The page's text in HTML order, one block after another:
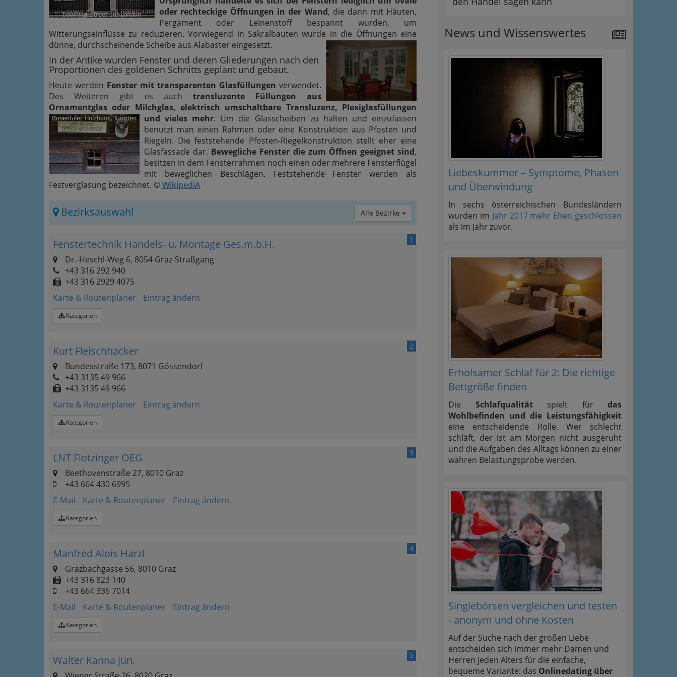
oder rechteckige Öffnungen in der Wand, die dann mit Häuten,
Pergament oder Leinenstoff bespannt wurden, um
Witterungseinflüsse zu reduzieren. Vorwiegend in Sakralbauten wurde in die Öffnungen eine
dünne, durchscheinende Scheibe aus Alabaster eingesetzt.
In der Antike wurden Fenster und deren Gliederungen nach den
Proportionen des goldenen Schnitts geplant und gebaut.
Heute werden Fenster mit transparenten Glasfüllungen verwendet.
Des Weiteren gibt es auch transluzente Füllungen aus
Ornamentglas oder Milchglas, elektrisch umschaltbare Transluzenz, Plexiglasfüllungen
und vieles mehr. Um die Glasscheiben zu halten und einzufassen
benutzt man einen Rahmen oder eine Konstruktion aus Pfosten und
Riegeln. Die feststehende Pfosten-Riegelkonstruktion stellt eher eine
Glasfassade dar. Bewegliche Fenster die zum Öffnen geeignet sind,
besitzen in dem Fensterrahmen noch einen oder mehrere Fensterflügel
mit beweglichen Beschlägen. Feststehende Fenster werden als
Festverglasung bezeichnet. ©WikipediA
Bezirksauswahl Alle Bezirke
1
Fenstertechnik Handels- u. Montage Ges.m.b.H.
Dr.-Heschl-Weg 6, 8054 Graz-Straßgang
+43 316 292 940
+43 316 2929 4075
Karte & Routenplaner
Eintrag ändern
Kategorien
2
Kurt Fleischhacker
Bundesstraße 173, 8071 Gössendorf
+43 3135 49 966
+43 3135 49 966
Karte & Routenplaner
Eintrag ändern
Kategorien
3
LNT Flotzinger OEG
Beethovenstraße 27, 8010 Graz
+43 664 430 6995
E-Mail
Karte & Routenplaner Eintrag ändern
Kategorien
4
Manfred Alois Harzl
Grazbachgasse 56, 8010 Graz
+43 316 823 140
+43 664 335 7014
E-Mail
Karte & Routenplaner Eintrag ändern
Kategorien
5
Walter Kanna jun.
News und Wissenswertes
Liebeskummer – Symptome, Phasen
und Überwindung
In sechs österreichischen Bundesländern
wurden im Jahr 2017 mehr Ehen geschlossen
als im Jahr zuvor.
Erholsamer Schlaf für 2: Die richtige
Bettgröße finden
Die Schlafqualitätspielt für das
Wohlbefinden und die Leistungsfähigkeit
eine entscheidende Rolle. Wer schlecht
schläft, der ist am Morgen nicht ausgeruht
und die Aufgaben des Alltags können zu einer
wahren Belastungsprobe werden.
Singlebörsen vergleichen und testen
- anonym und ohne Kosten
Auf der Suche nach der großen Liebe
entscheiden sich immer mehr Damen und
Herren jeden Alters für die einfache,
bequeme Variante: das Onlinedating über